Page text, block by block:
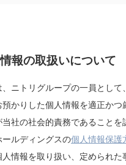
報の取扱いについて
、ニトリグループの一員として
預かりした個人情報を適正かつ
当社の社会的責務であることを
ールディングスの個人情報保護
人情報を取り扱い、定められた